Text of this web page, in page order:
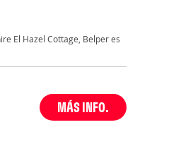
El Hazel Cottage, Belper es
MÁS INFO.